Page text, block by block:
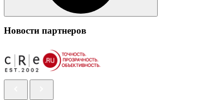
Новости партнеров